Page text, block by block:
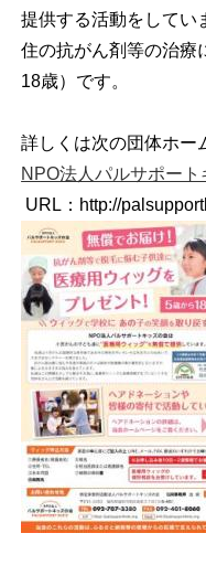
提供する活動をしてい
住の抗がん剤等の治療
18歳）です。
詳しくは次の団体ホー
NPO法人パルサポー
URL：http://